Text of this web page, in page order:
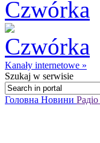
Kanały internetowe »
Szukaj w serwisie
Головна Новини Радіо